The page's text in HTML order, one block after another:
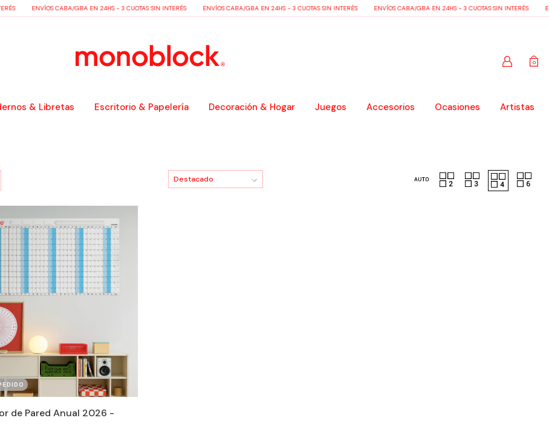
ENVÍOS CABA/GBA EN 24HS - 3 CUOTAS SIN INTERÉS ENVÍOS CABA/GBA EN 24HS - 3 CUOTAS SIN INTERÉS ENVÍOS CABA/GBA EN 24HS - 3 CUOTAS SIN INTERÉS
0
& Libretas Escritorio & Papelería Decoración & Hogar Juegos Accesorios Ocasiones Artistas
de Pared Anual 2026 -